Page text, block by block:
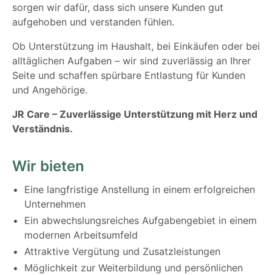
sorgen wir dafür, dass sich unsere Kunden gut
aufgehoben und verstanden fühlen.
Ob Unterstützung im Haushalt, bei Einkäufen oder bei
alltäglichen Aufgaben – wir sind zuverlässig an Ihrer
Seite und schaffen spürbare Entlastung für Kunden
und Angehörige.
JR Care – Zuverlässige Unterstützung mit Herz und
Verständnis.
Wir bieten
Eine langfristige Anstellung in einem erfolgreichen
Unternehmen
Ein abwechslungsreiches Aufgabengebiet in einem
modernen Arbeitsumfeld
Attraktive Vergütung und Zusatzleistungen
Möglichkeit zur Weiterbildung und persönlichen